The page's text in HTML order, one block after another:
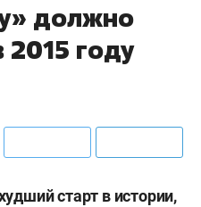
должно
году
старт в истории,